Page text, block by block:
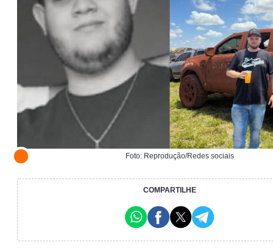
Foto: Reprodução/Redes sociais
COMPARTILHE